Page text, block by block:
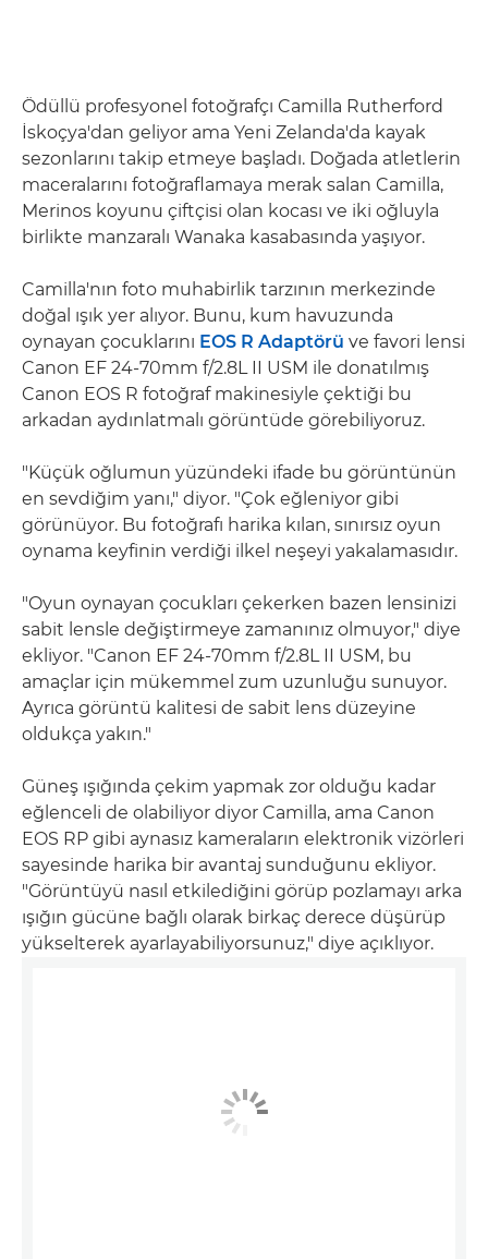
Ödüllü profesyonel fotoğrafçı Camilla Rutherford
İskoçya'dan geliyor ama Yeni Zelanda'da kayak
sezonlarını takip etmeye başladı. Doğada atletlerin
maceralarını fotoğraflamaya merak salan Camilla,
Merinos koyunu çiftçisi olan kocası ve iki oğluyla
birlikte manzaralı Wanaka kasabasında yaşıyor.
Camilla'nın foto muhabirlik tarzının merkezinde
doğal ışık yer alıyor. Bunu, kum havuzunda
oynayan çocuklarını EOS R Adaptörü ve favori lensi
Canon EF 24-70mm f/2.8L II USM ile donatılmış
Canon EOS R fotoğraf makinesiyle çektiği bu
arkadan aydınlatmalı görüntüde görebiliyoruz.
"Küçük oğlumun yüzündeki ifade bu görüntünün
en sevdiğim yanı," diyor. "Çok eğleniyor gibi
görünüyor. Bu fotoğrafı harika kılan, sınırsız oyun
oynama keyfinin verdiği ilkel neşeyi yakalamasıdır.
"Oyun oynayan çocukları çekerken bazen lensinizi
sabit lensle değiştirmeye zamanınız olmuyor," diye
ekliyor. "Canon EF 24-70mm f/2.8L II USM, bu
amaçlar için mükemmel zum uzunluğu sunuyor.
Ayrıca görüntü kalitesi de sabit lens düzeyine
oldukça yakın."
Güneş ışığında çekim yapmak zor olduğu kadar
eğlenceli de olabiliyor diyor Camilla, ama Canon
EOS RP gibi aynasız kameraların elektronik vizörleri
sayesinde harika bir avantaj sunduğunu ekliyor.
"Görüntüyü nasıl etkilediğini görüp pozlamayı arka
ışığın gücüne bağlı olarak birkaç derece düşürüp
yükselterek ayarlayabiliyorsunuz," diye açıklıyor.